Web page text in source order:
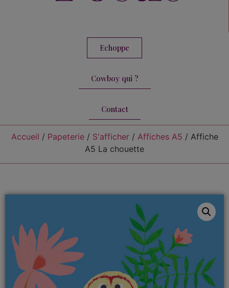
Echoppe
Cowboy qui ?
Contact
Accueil / Papeterie/ S'afficher/ Affiches A5 / Affiche
A5 La chouette